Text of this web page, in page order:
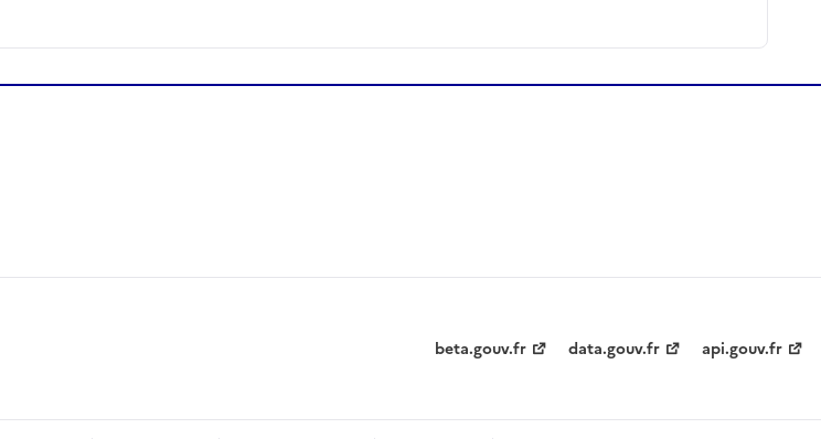
beta.gouv.fr data.gouv.fr api.gouv.fr